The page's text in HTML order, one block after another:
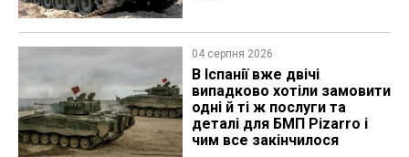
04 серпня 2026
В Іспанії вже двічі
випадково хотіли замовити
одні й ті ж послуги та
деталі для БМП Pizarro і
чим все закінчилося